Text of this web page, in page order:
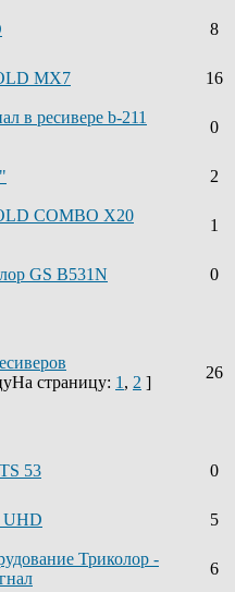
8
MX7 16
в ресивере b-211
0
2
COMBO X20
1
GS B531N 0
На страницу: 1 , 2 ]
26
53 0
UHD 5
Триколор -
6